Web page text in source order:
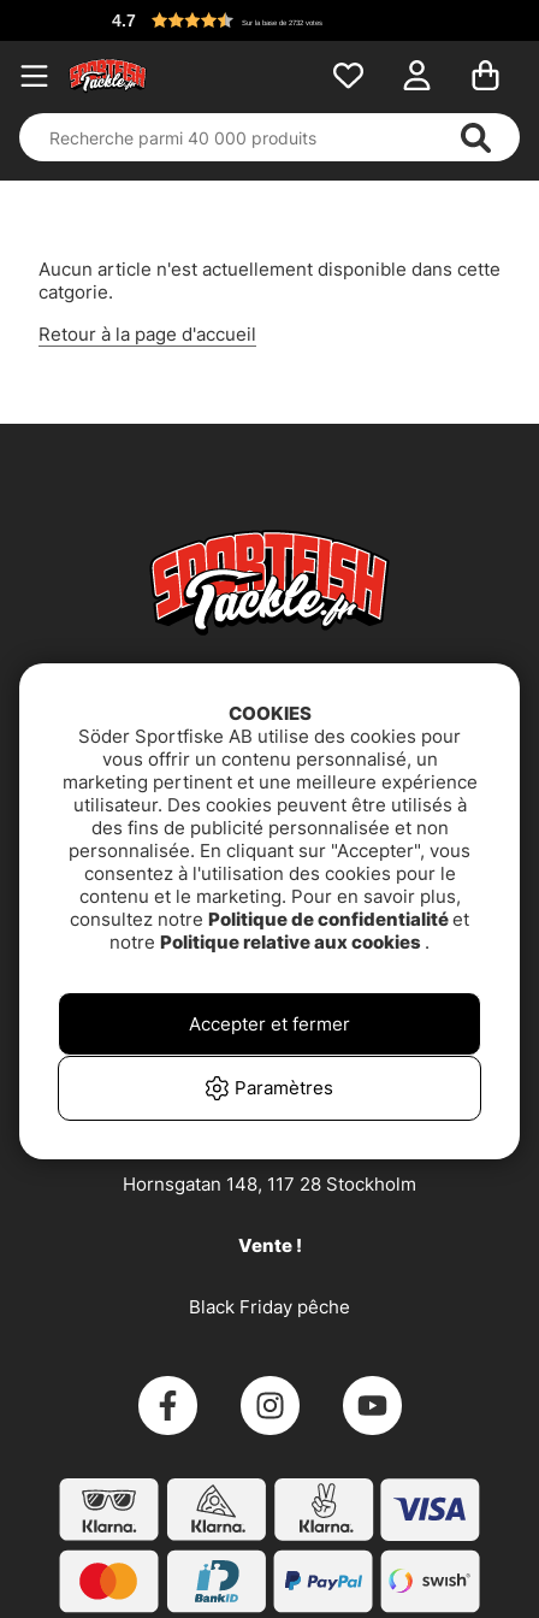
4.7 Sur la base de 2732 votes
Aucun article n'est actuellement disponible dans cette
catgorie.
Retour à la page d'accueil
Déclaration
d'accessibilité
FAQ
Politique de
confidentialité
SUPPORT PRODUIT &
CONTACT
Service client
Söder Sportfiske AB
Hornsgatan 148, 117 28 Stockholm
Vente !
Black Friday pêche
COOKIES
Söder Sportfiske AB utilise des cookies pour
vous offrir un contenu personnalisé, un
marketing pertinent et une meilleure expérience
utilisateur. Des cookies peuvent être utilisés à
des fins de publicité personnalisée et non
personnalisée. En cliquant sur "Accepter", vous
consentez à l'utilisation des cookies pour le
contenu et le marketing. Pour en savoir plus,
consultez notre Politique de confidentialitéet
notre Politique relative aux cookies .
Paramètres
Accepter et fermer